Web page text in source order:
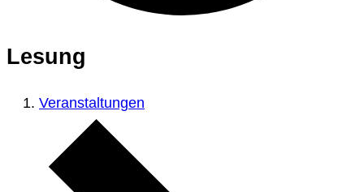
Lesung
Veranstaltungen